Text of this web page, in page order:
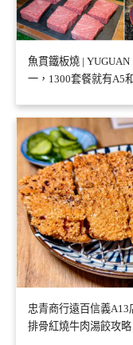
魚貫鐵板燒 |
一，1300套餐就有A5
忠青商行遠百信義
排骨紅燒牛肉湯餃攻略